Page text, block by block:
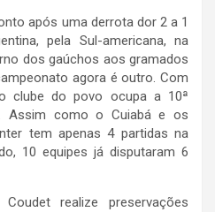
após uma derrota dor 2 a 1
pela Sul-americana, na
dos gaúchos aos gramados
agora é outro. Com
clube do povo ocupa a 10ª
Assim como o Cuiabá e os
tem apenas 4 partidas na
10 equipes já disputaram 6
realize preservações